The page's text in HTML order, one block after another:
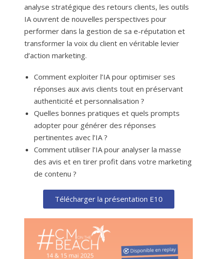
analyse stratégique des retours clients, les outils
IA ouvrent de nouvelles perspectives pour
performer dans la gestion de sa e-réputation et
transformer la voix du client en véritable levier
d’action marketing.
Comment exploiter l’IA pour optimiser ses
réponses aux avis clients tout en préservant
authenticité et personnalisation ?
Quelles bonnes pratiques et quels prompts
adopter pour générer des réponses
pertinentes avec l’IA ?
Comment utiliser l’IA pour analyser la masse
des avis et en tirer profit dans votre marketing
de contenu ?
Télécharger la présentation E10